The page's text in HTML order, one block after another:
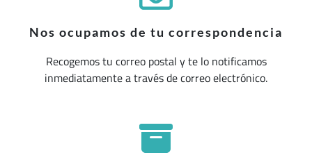
Nos ocupamos de tu correspondencia
Recogemos tu correo postal y te lo notificamos
inmediatamente a través de correo electrónico.